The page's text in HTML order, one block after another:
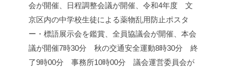
会が開催、日程調整会議が開催、令和4年度 文
京区内の中学校生徒による薬物乱用防止ポスタ
ー・標語展示会を鑑賞、全員協議会が開催、本会
議が開催7時30分 秋の交通安全運動8時30分 終
了9時00分 事務所10時00分 議会運営委員会が